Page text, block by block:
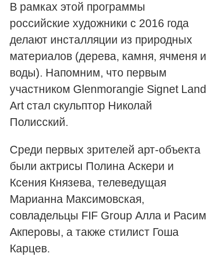
В рамках этой программы
российские художники с 2016 года
делают инсталляции из природных
материалов (дерева, камня, ячменя и
воды). Напомним, что первым
участником Glenmorangie Signet Land
Art стал скульптор Николай
Полисский.
Среди первых зрителей арт-объекта
были актрисы Полина Аскери и
Ксения Князева, телеведущая
Марианна Максимовская,
совладельцы FIF Group Алла и Расим
Акперовы, а также стилист Гоша
Карцев.